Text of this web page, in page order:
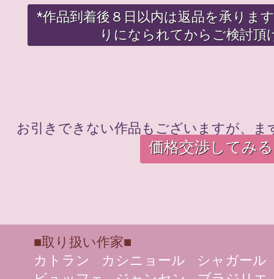
*作品到着後８日以内は返品を承りま
りになられてからご検討頂
お引きできない作品もございますが、
価格交渉してみる
■取り扱い作家■
カトラン
カシニョール
シャガール